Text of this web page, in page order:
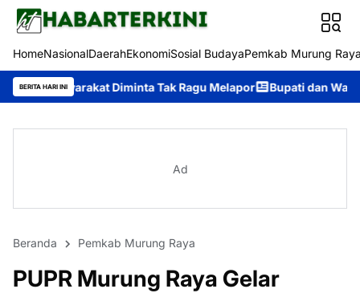
HomeNasionalDaerahEkonomiSosial BudayaPemkab Murung
BERITA HARI INI
Diminta Tak Ragu Melapor Bupati dan Wakil Bupati Murung
Ad
Beranda Pemkab Murung Raya
PUPR Murung Raya Gelar